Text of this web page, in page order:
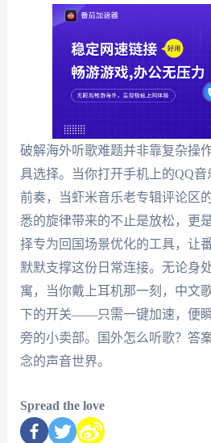
破解海外听歌难题并非靠复杂操
具选择。当你打开手机上的QQ音
前奏，当虾米音乐老专辑评论区
悉的旋律带来的不止是放松，更
择专为回国场景优化的工具，让
默默支撑这份日常连接。无论身
寓，当你戴上耳机那一刻，中文
下的开关——只需一键加速，便
旁的小卖部。国外怎么听歌？答
念的声音世界。
Spread the love